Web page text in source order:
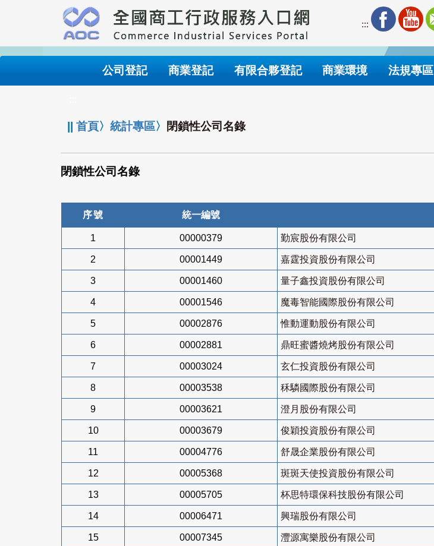
要
內
:::
公司登記 商業登記 有限合夥登記 商業環境 法規專區
||首頁〉統計專區〉 閉鎖性公司名錄
閉鎖性公司名錄
序號 統一編號
1 00000379 勤宸股份有限公司
2 00001449 嘉霆投資股份有限公司
3 00001460 量子鑫投資股份有限公司
4 00001546 魔毒智能國際股份有限公司
5 00002876 惟動運動股份有限公司
6 00002881 鼎旺蜜醬燒烤股份有限公司
7 00003024 玄仁投資股份有限公司
8 00003538 秝驎國際股份有限公司
9 00003621 澄月股份有限公司
10 00003679 俊穎投資股份有限公司
11 00004776 舒晟企業股份有限公司
12 00005368 斑斑天使投資股份有限公司
13 00005705 杯思特環保科技股份有限公司
14 00006471 興瑞股份有限公司
15 00007345 灃源寓樂股份有限公司